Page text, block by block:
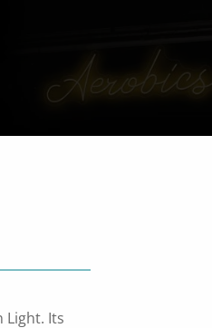
Light. Its